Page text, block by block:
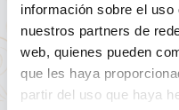
información sobre el
nuestros partners de
web, quienes pueden
que les haya
partir del uso que haya